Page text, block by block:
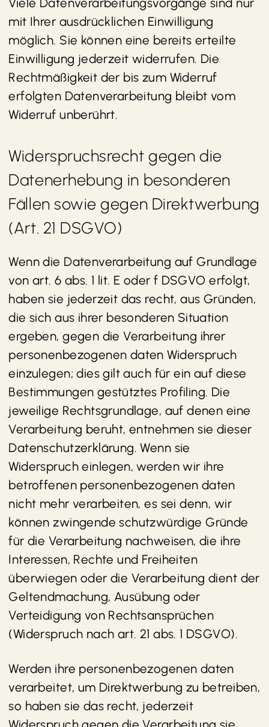
mit Ihrer ausdrücklichen Einwilligung
möglich. Sie können eine bereits erteilte
Einwilligung jederzeit widerrufen. Die
Rechtmäßigkeit der bis zum Widerruf
erfolgten Datenverarbeitung bleibt vom
Widerruf unberührt.
Widerspruchsrecht gegen die
Datenerhebung in besonderen
Fällen sowie gegen Direktwerbung
(Art. 21 DSGVO)
Wenn die Datenverarbeitung auf Grundlage
von art. 6 abs. 1 lit. E oder f DSGVO erfolgt,
haben sie jederzeit das recht, aus Gründen,
die sich aus ihrer besonderen Situation
ergeben, gegen die Verarbeitung ihrer
personenbezogenen daten Widerspruch
einzulegen; dies gilt auch für ein auf diese
Bestimmungen gestütztes Profiling. Die
jeweilige Rechtsgrundlage, auf denen eine
Verarbeitung beruht, entnehmen sie dieser
Datenschutzerklärung. Wenn sie
Widerspruch einlegen, werden wir ihre
betroffenen personenbezogenen daten
nicht mehr verarbeiten, es sei denn, wir
können zwingende schutzwürdige Gründe
für die Verarbeitung nachweisen, die ihre
Interessen, Rechte und Freiheiten
überwiegen oder die Verarbeitung dient der
Geltendmachung, Ausübung oder
Verteidigung von Rechtsansprüchen
(Widerspruch nach art. 21 abs. 1 DSGVO).
Werden ihre personenbezogenen daten
verarbeitet, um Direktwerbung zu betreiben,
so haben sie das recht, jederzeit